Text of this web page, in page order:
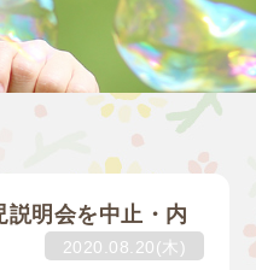
明会を中止・内
2020.08.20(木)